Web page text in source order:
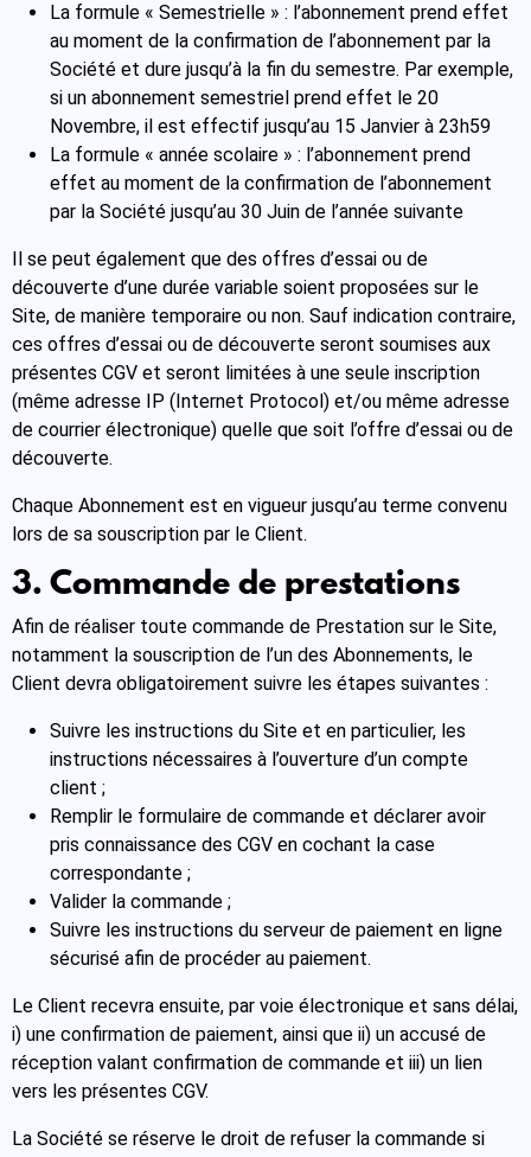
La formule « Semestrielle » : l’abonnement prend effet
au moment de la confirmation de l’abonnement par la
Société et dure jusqu’à la fin du semestre. Par exemple,
si un abonnement semestriel prend effet le 20
Novembre, il est effectif jusqu’au 15 Janvier à 23h59
La formule « année scolaire » : l’abonnement prend
effet au moment de la confirmation de l’abonnement
par la Société jusqu’au 30 Juin de l’année suivante
Il se peut également que des offres d’essai ou de
découverte d’une durée variable soient proposées sur le
Site, de manière temporaire ou non. Sauf indication contraire,
ces offres d’essai ou de découverte seront soumises aux
présentes CGV et seront limitées à une seule inscription
(même adresse IP (Internet Protocol) et/ou même adresse
de courrier électronique) quelle que soit l’offre d’essai ou de
découverte.
Chaque Abonnement est en vigueur jusqu’au terme convenu
lors de sa souscription par le Client.
3. Commande de prestations
Afin de réaliser toute commande de Prestation sur le Site,
notamment la souscription de l’un des Abonnements, le
Client devra obligatoirement suivre les étapes suivantes :
Suivre les instructions du Site et en particulier, les
instructions nécessaires à l’ouverture d’un compte
client ;
Remplir le formulaire de commande et déclarer avoir
pris connaissance des CGV en cochant la case
correspondante ;
Valider la commande ;
Suivre les instructions du serveur de paiement en ligne
sécurisé afin de procéder au paiement.
Le Client recevra ensuite, par voie électronique et sans délai,
i) une confirmation de paiement, ainsi que ii) un accusé de
réception valant confirmation de commande et iii) un lien
vers les présentes CGV.
La Société se réserve le droit de refuser la commande si